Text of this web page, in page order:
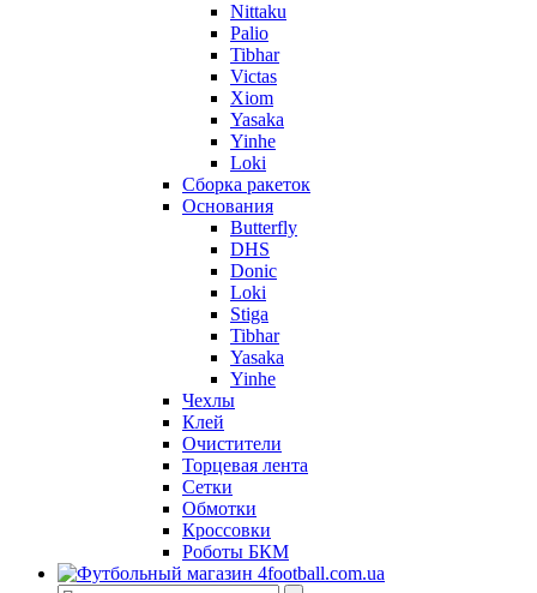
Nittaku
Palio
Tibhar
Victas
Xiom
Yasaka
Yinhe
Loki
Сборка ракеток
Основания
Butterfly
DHS
Donic
Loki
Stiga
Tibhar
Yasaka
Yinhe
Чехлы
Клей
Очистители
Торцевая лента
Сетки
Обмотки
Кроссовки
Роботы БКМ